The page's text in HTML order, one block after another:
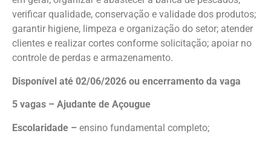
verificar qualidade, conservação e validade dos produtos;
garantir higiene, limpeza e organização do setor; atender
clientes e realizar cortes conforme solicitação; apoiar no
controle de perdas e armazenamento.
Disponível até 02/06/2026 ou encerramento da vaga
5 vagas – Ajudante de Açougue
Escolaridade – ensino fundamental completo;